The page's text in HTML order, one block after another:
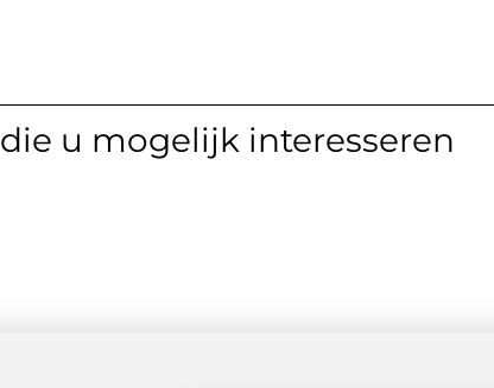
die u mogelijk interesseren